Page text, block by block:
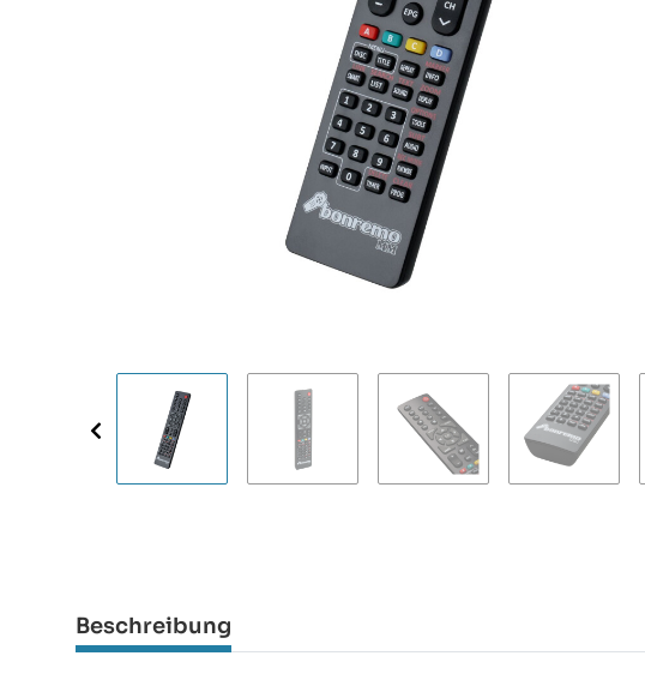
Beschreibung